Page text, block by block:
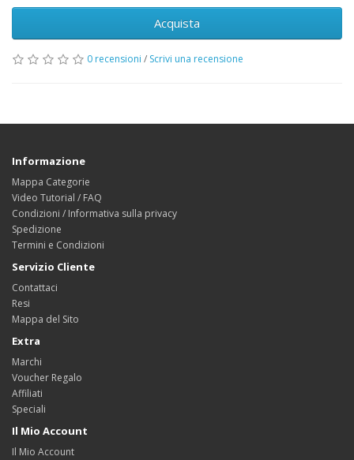
Acquista
0 recensioni / Scrivi una recensione
Informazione
Mappa Categorie
Video Tutorial / FAQ
Condizioni / Informativa sulla privacy
Spedizione
Termini e Condizioni
Servizio Cliente
Contattaci
Resi
Mappa del Sito
Extra
Marchi
Voucher Regalo
Affiliati
Speciali
Il Mio Account
Il Mio Account